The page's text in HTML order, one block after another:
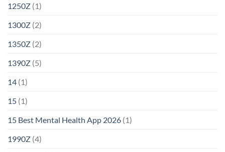
1250Z (1)
1300Z (2)
1350Z (2)
1390Z (5)
14 (1)
15 (1)
15 Best Mental Health App 2026 (1)
1990Z (4)